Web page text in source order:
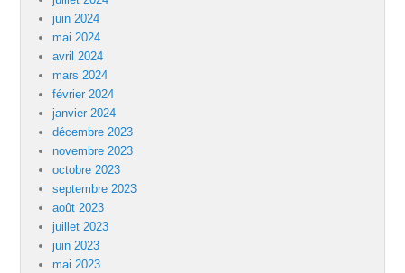
juin 2024
mai 2024
avril 2024
mars 2024
février 2024
janvier 2024
décembre 2023
novembre 2023
octobre 2023
septembre 2023
août 2023
juillet 2023
juin 2023
mai 2023